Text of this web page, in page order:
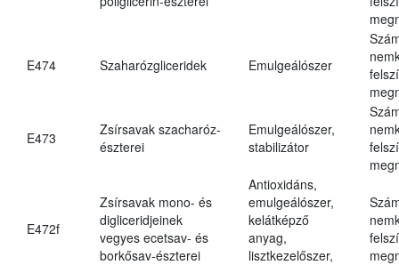
E474 Szaharózgliceridek Emulgeálószer
E473
Zsírsavak szacharóz-
észterei
Emulgeálószer,
stabilizátor
E472f
Zsírsavak mono- és
digliceridjeinek
vegyes ecetsav- és
borkősav-észterei
Antioxidáns,
emulgeálószer,
kelátképző
anyag,
lisztkezelőszer,